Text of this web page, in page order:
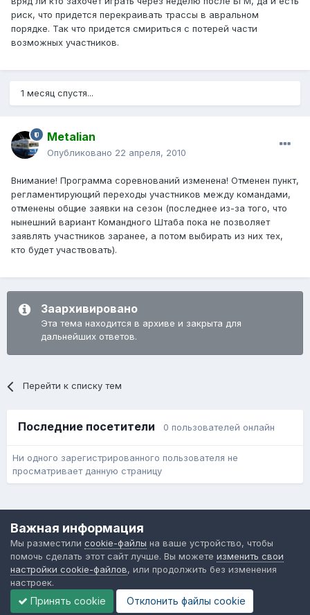
риск, что придется перекраивать трассы в авральном
порядке. Так что придется смириться с потерей части
возможных участников.
1 месяц спустя...
Metalian
Опубликовано 22 апреля, 2010
Внимание! Программа соревнований изменена! Отменен пункт,
регламентирующий переходы участников между командами,
отменены общие заявки на сезон (последнее из-за того, что
нынешний вариант Командного Штаба пока не позволяет
заявлять участников заранее, а потом выбирать из них тех,
кто будет участвовать).
Заархивировано
Эта тема находится в архиве и закрыта для
дальнейших ответов.
Перейти к списку тем
Последние посетители 0 пользователей онлайн
Ни одного зарегистрированного пользователя не
просматривает данную страницу
Форум общественного транспорта
Powered by Invision Community
Важная информация
Мы разместили cookie-файлы на ваше устройство, чтобы
помочь сделать этот сайт лучше. Вы можете изменить свои
настройки cookie-файлов, или продолжить без изменения
настроек.
Принять cookie Отклонить файлы сookie